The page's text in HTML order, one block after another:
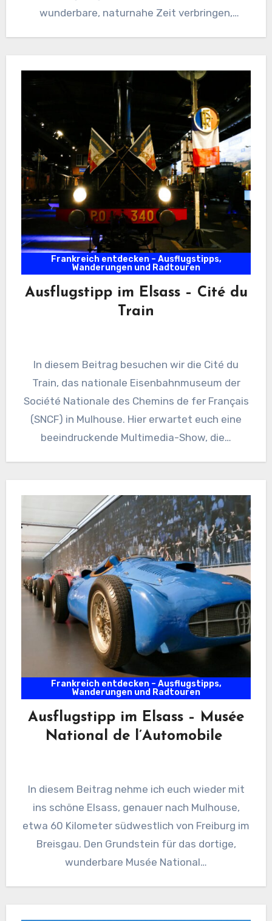
wunderbare, naturnahe Zeit verbringen,
Frankreich entdecken – Ausflugstipps,
Wanderungen und Radtouren
Ausflugstipp im Elsass – Cité du
Train
In diesem Beitrag besuchen wir die Cité du
Train, das nationale Eisenbahnmuseum der
Société Nationale des Chemins de fer Français
(SNCF) in Mulhouse. Hier erwartet euch eine
beeindruckende Multimedia-Show, die…
Frankreich entdecken – Ausflugstipps,
Wanderungen und Radtouren
Ausflugstipp im Elsass – Musée
National de l’Automobile
In diesem Beitrag nehme ich euch wieder mit
ins schöne Elsass, genauer nach Mulhouse,
etwa 60 Kilometer südwestlich von Freiburg im
Breisgau. Den Grundstein für das dortige,
wunderbare Musée National…